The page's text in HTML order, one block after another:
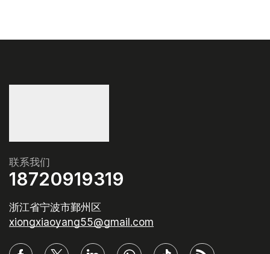
联系我们
18720919319
浙江省宁波市鄞州区
xiongxiaoyang55@gmail.com